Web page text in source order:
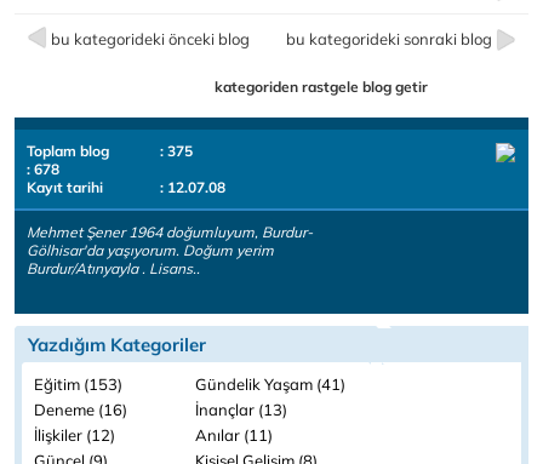
bu kategorideki önceki blog bu kategorideki sonraki blog
kategoriden rastgele blog getir
Toplam blog
: 375
: 678
Kayıt tarihi
: 12.07.08
Mehmet Şener 1964 doğumluyum, Burdur-
Gölhisar'da yaşıyorum. Doğum yerim
Burdur/Atınyayla . Lisans..
Yazdığım Kategoriler
Eğitim (153)
Gündelik Yaşam (41)
Deneme (16)
İnançlar (13)
İlişkiler (12)
Anılar (11)